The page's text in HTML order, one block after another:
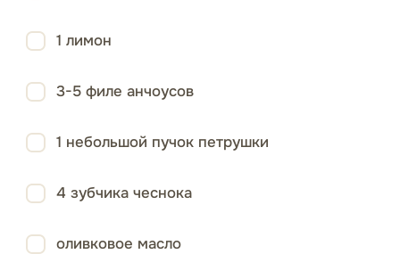
1 лимон
3-5 филе анчоусов
1 небольшой пучок петрушки
4 зубчика чеснока
оливковое масло